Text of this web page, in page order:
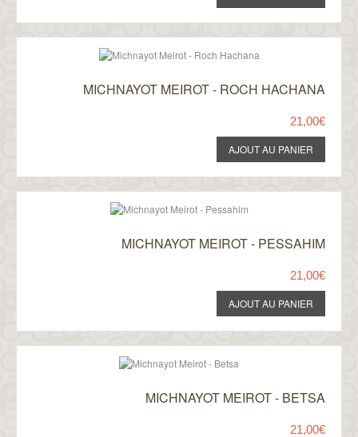
MICHNAYOT MEIROT - ROCH HACHANA
21,00€
MICHNAYOT MEIROT - PESSAHIM
21,00€
MICHNAYOT MEIROT - BETSA
21,00€